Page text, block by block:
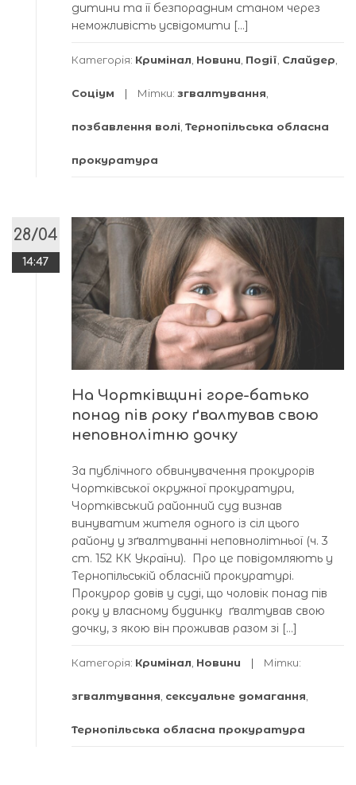
дитини та її безпорадним станом через
неможливість усвідомити […]
Категорія: Кримінал, Новини, Події, Слайдер,
Соціум Мітки: згвалтування,
позбавлення волі, Тернопільська обласна
прокуратура
28/04
14:47
На Чортківщині горе-батько
понад пів року ґвалтував свою
неповнолітню дочку
За публічного обвинувачення прокурорів
Чортківської окружної прокуратури,
Чортківський районний суд визнав
винуватим жителя одного із сіл цього
району у зґвалтуванні неповнолітньої (ч. 3
ст. 152 КК України). Про це повідомляють у
Тернопільській обласній прокуратурі.
Прокурор довів у суді, що чоловік понад пів
року у власному будинку ґвалтував свою
дочку, з якою він проживав разом зі […]
Категорія: Кримінал Новини Мітки:
згвалтування сексуальне домагання
Тернопільська обласна прокуратура